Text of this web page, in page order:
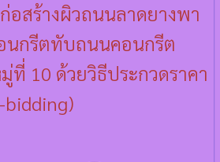
อสร้างผิวถนนลาดยางพา
กรีตทับถนนคอนกรีต
ที่ 10 ด้วยวิธีประกวดราคา
bidding)